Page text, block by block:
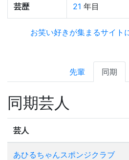
芸歴 21 年目
お笑い好きが集まるサイト
先輩 同期
同期芸人
芸人
あひるちゃんスポンジクラブ